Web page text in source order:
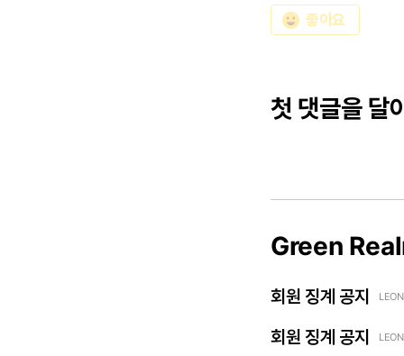
emoji_emotions 좋아요
첫 댓글을 달
Green
회원 징계 공지
회원 징계 공지